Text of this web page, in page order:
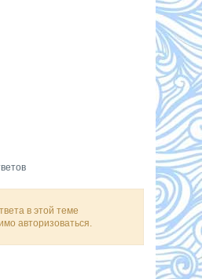
в этой теме
авторизоваться.